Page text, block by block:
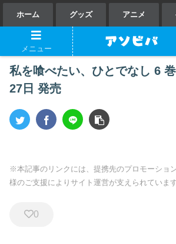
ホーム グッズ アニメ
私を喰べたい、ひとでなし 6
27日 発売
※本記事のリンクには、提携先のプロモーショ
様のご支援によりサイト運営が支えられています
0
メニュー